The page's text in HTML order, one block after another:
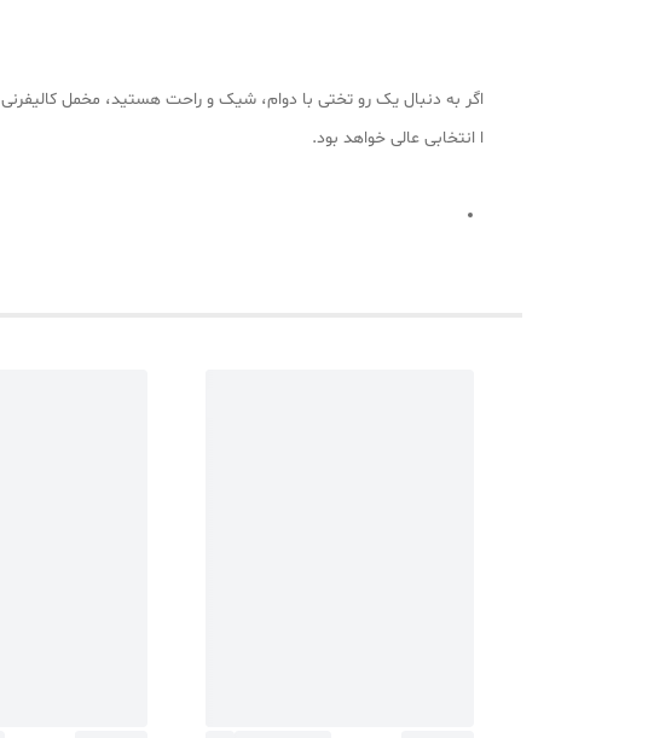
اگر به دنبال یک رو تختی با دوام، شیک و راحت هستید، مخمل کالیفرنی
ا انتخابی عالی خواهد بود.